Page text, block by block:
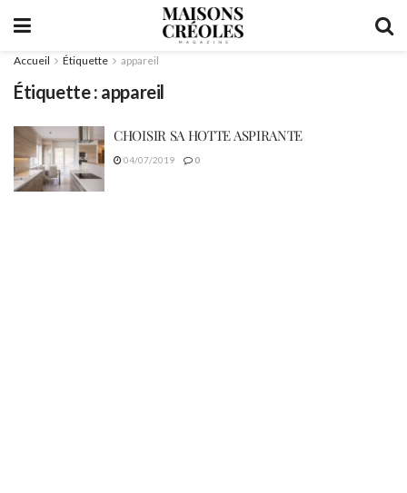
Accueil Étiquette appareil
Étiquette : appareil
CHOISIR SA HOTTE ASPIRANTE
04/07/2019 0